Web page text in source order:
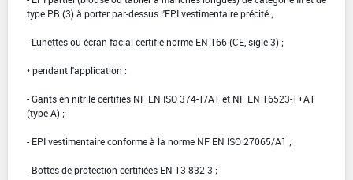
type PB (3) à porter par-dessus l'EPI vestimentaire précité ;
- Lunettes ou écran facial certifié norme EN 166 (CE, sigle 3) ;
• pendant l'application :
- Gants en nitrile certifiés NF EN ISO 374-1/A1 et NF EN 16523-1+A1
(type A) ;
- EPI vestimentaire conforme à la norme NF EN ISO 27065/A1 ;
- Bottes de protection certifiées EN 13 832-3 ;